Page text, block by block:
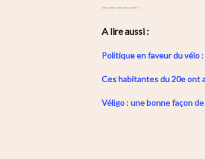
—————-
A lire aussi :
Politique en faveur du vélo
Ces habitantes du 20e ont
Véligo : une bonne façon